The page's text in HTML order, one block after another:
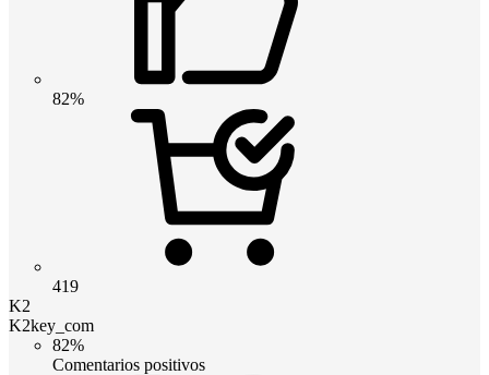
82%
419
K2
K2key_com
82%
Comentarios positivos